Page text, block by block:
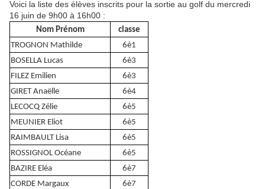
Voici la liste des élèves inscrits pour la sortie au golf du mercredi
16 juin de 9h00 à 16h00 :
Nom Prénom
classe
TROGNON Mathilde
6è1
BOSELLA Lucas
6è3
FILEZ Emilien
6è3
GIRET Anaëlle
6è4
LECOCQ Zélie
6è5
MEUNIER Eliot
6è5
RAIMBAULT Lisa
6è5
ROSSIGNOL Océane
6è5
BAZIRE Eléa
6è7
CORDE Margaux
6è7